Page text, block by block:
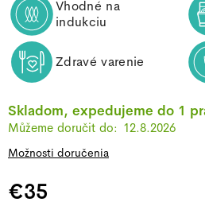
Vhodné na
indukciu
Zdravé varenie
Skladom, expedujeme do 1
12.8.2026
Možnosti doručenia
€35
Jednotková cena: